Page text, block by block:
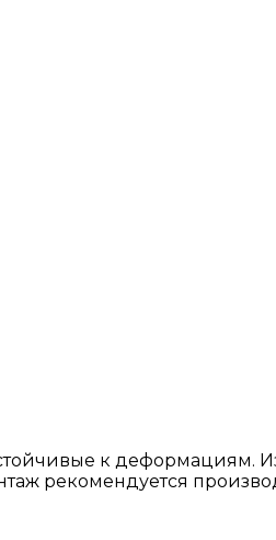
к деформациям.
рекомендуется